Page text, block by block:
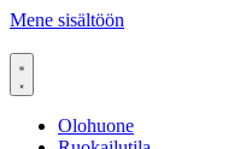
Mene sisältöön
Olohuone